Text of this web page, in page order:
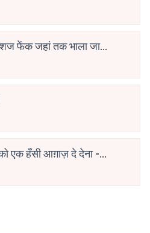
फेंक जहां तक भाला जाए:
एक हँसी आग़ाज़ दे देना -